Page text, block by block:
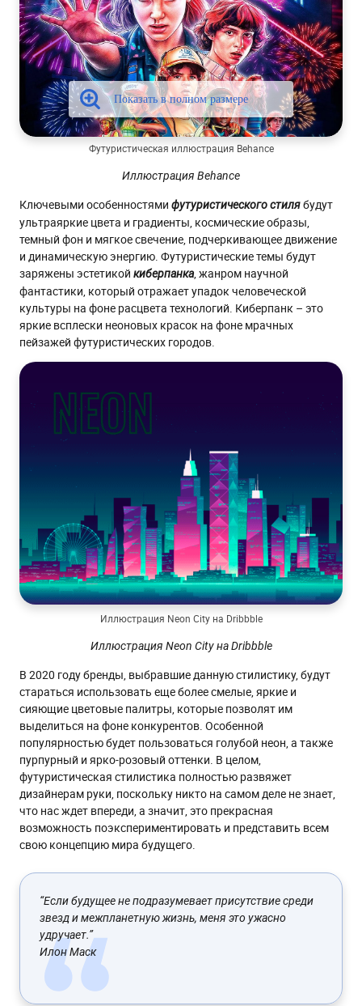
Футуристическая иллюстрация Behance
Иллюстрация Behance
Ключевыми особенностями футуристического стилябудут
ультраяркие цвета и градиенты, космические образы,
темный фон и мягкое свечение, подчеркивающее движение
и динамическую энергию. Футуристические темы будут
заряжены эстетикой киберпанка, жанром научной
фантастики, который отражает упадок человеческой
культуры на фоне расцвета технологий. Киберпанк – это
яркие всплески неоновых красок на фоне мрачных
пейзажей футуристических городов.
Иллюстрация Neon City на Dribbble
Иллюстрация Neon City на Dribbble
В 2020 году бренды, выбравшие данную стилистику, будут
стараться использовать еще более смелые, яркие и
сияющие цветовые палитры, которые позволят им
выделиться на фоне конкурентов. Особенной
популярностью будет пользоваться голубой неон, а также
пурпурный и ярко-розовый оттенки. В целом,
футуристическая стилистика полностью развяжет
дизайнерам руки, поскольку никто на самом деле не знает,
что нас ждет впереди, а значит, это прекрасная
возможность поэкспериментировать и представить всем
свою концепцию мира будущего.
“Если будущее не подразумевает присутствие среди
звезд и межпланетную жизнь, меня это ужасно
удручает.”
Илон Маск